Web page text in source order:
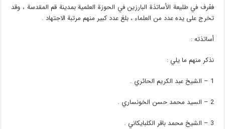
فعُرف في طليعة الأساتذة البارزين في الحوزة العلمية بمدينة قم المقدسة ، وقد
تخرج على يده عدد من العلماء ، بلغ عدد كبير منهم مرتبة الاجتهاد .
أساتذته :
نذكر منهم ما يلي :
1 – الشيخ عبد الكريم الحائري .
2 – السيد محمد حسن الخونساري .
3 – الشيخ محمد باقر الكلبايكاني .